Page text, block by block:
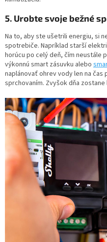
5. Urobte svoje bežné
Na to, aby ste ušetrili energiu, si
spotrebiče. Napríklad starší
horúcu po celý deň, čím neustále
výkonnú smart zásuvku alebo
naplánovať ohrev vody len na čas
sprchovaním. Zvyšok dňa